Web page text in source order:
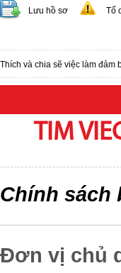
Lưu hồ sơ Tố
Thích và chia sẽ việc làm đảm
TIM
Chính sách
Đơn vị chủ